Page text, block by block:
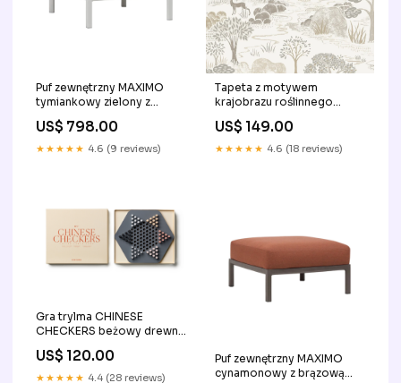
Puf zewnętrzny MAXIMO
tymiankowy zielony z
US$ 798.00
★★★★★ 4.6 (9 reviews)
Tapeta z motywem
krajobrazu roślinnego
miedź
US$ 149.00
★★★★★ 4.6 (18 reviews)
Gra trylma CHINESE
CHECKERS beżowy drewno
US$ 120.00
★★★★★ 4.4 (28 reviews)
Puf zewnętrzny MAXIMO
cynamonowy z brązową